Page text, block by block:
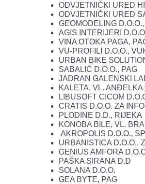
ODVJETNIČKI URED
ODVJETNIČKI URED
GEOMODELING
AGIS INTERIJERI
VINA OTOKA PAGA,
VU-PROFILI D.O.O.,
URBAN BIKE
SABALIĆ D.O.O., PAG
JADRAN GALENSKI
KALETA, VL.
LIBUSOFT CICOM
CRATIS D.O.O. ZA
PLODINE D.D., RIJEKA
KONOBA BILE, VL.
AKROPOLIS D.O.O.,
URBANISTICA D.O.O.,
GENIUS AMFORA
PAŠKA SIRANA D.D
SOLANA D.O.O.
GEA BYTE, PAG